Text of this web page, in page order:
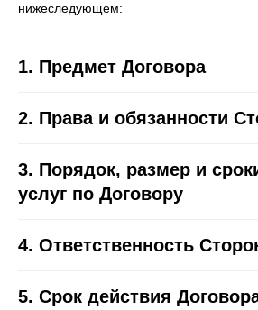
нижеследующем:
1. Предмет Договора
2. Права и обязанности
3. Порядок, размер и
услуг по Договору
4. Ответственность
5. Срок действия